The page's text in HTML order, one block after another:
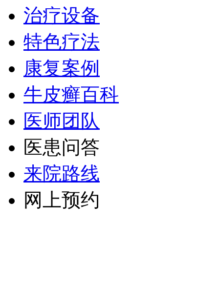
治疗设备
特色疗法
康复案例
牛皮癣百科
医师团队
医患问答
来院路线
网上预约